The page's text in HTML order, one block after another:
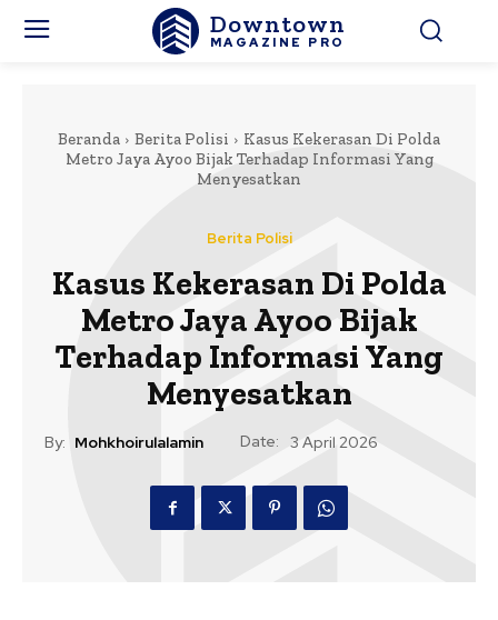
Downtown
MAGAZINE PRO
Beranda Berita Polisi
Kasus Kekerasan Di Polda
Metro Jaya Ayoo Bijak Terhadap Informasi Yang
Menyesatkan
Berita Polisi
Kasus Kekerasan Di Polda
Metro Jaya Ayoo Bijak
Terhadap Informasi Yang
Menyesatkan
By: Mohkhoirulalamin Date: 3 April 2026